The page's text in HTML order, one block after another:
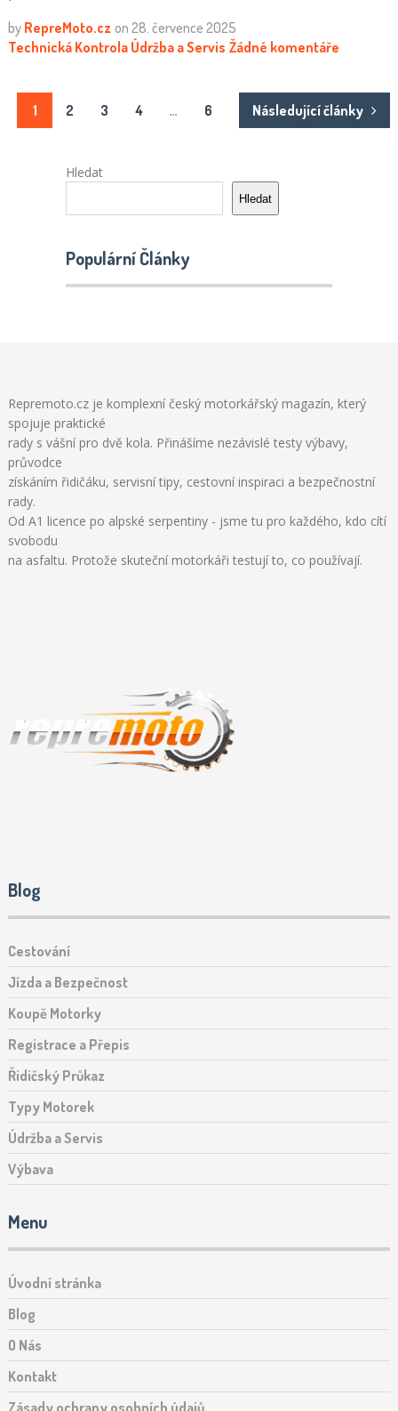
by RepreMoto.cz on 28. července 2025
Technická Kontrola Údržba a Servis Žádné komentáře
Stránkování
1 2 3 4 … 6 Následující články
Hledat
Hledat
Populární Články
Repremoto.cz je komplexní český motorkářský magazín, který
spojuje praktické
rady s vášní pro dvě kola. Přinášíme nezávislé testy výbavy,
průvodce
získáním řidičáku, servisní tipy, cestovní inspiraci a bezpečnostní
rady.
Od A1 licence po alpské serpentiny - jsme tu pro každého, kdo cítí
svobodu
na asfaltu. Protože skuteční motorkáři testují to, co používají.
Blog
Cestování
Jízda a Bezpečnost
Koupě Motorky
Registrace a Přepis
Řidičský Průkaz
Typy Motorek
Údržba a Servis
Výbava
Menu
Úvodní stránka
Blog
O Nás
Kontakt